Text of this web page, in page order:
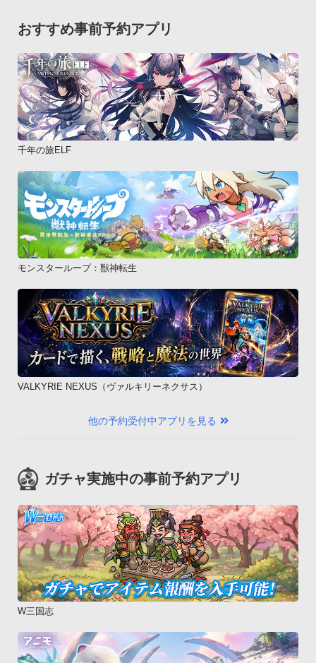
おすすめ事前予約アプリ
千年の旅ELF
モンスターループ：獣神転生
VALKYRIE NEXUS（ヴァルキリーネクサス）
他の予約受付中アプリを見る
ガチャ実施中の事前予約アプリ
W三国志